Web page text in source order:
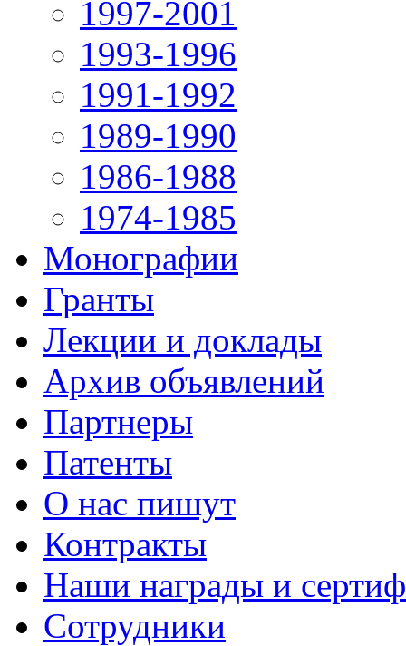
1997-2001
1993-1996
1991-1992
1989-1990
1986-1988
1974-1985
Монографии
Гранты
Лекции и доклады
Архив объявлений
Партнеры
Патенты
О нас пишут
Контракты
Наши награды и
Сотрудники